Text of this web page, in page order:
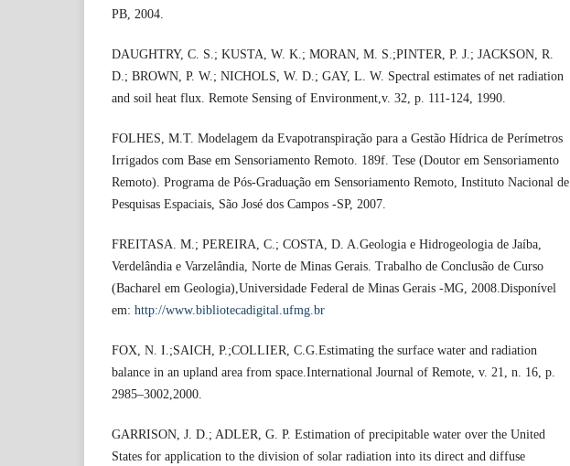
PB, 2004.
DAUGHTRY, C. S.; KUSTA, W. K.; MORAN, M. S.;PINTER, P. J.; JACKSON, R.
D.; BROWN, P. W.; NICHOLS, W. D.; GAY, L. W. Spectral estimates of net radiation
and soil heat flux. Remote Sensing of Environment,v. 32, p. 111-124, 1990.
FOLHES, M.T. Modelagem da Evapotranspiração para a Gestão Hídrica de Perímetros
Irrigados com Base em Sensoriamento Remoto. 189f. Tese (Doutor em Sensoriamento
Remoto). Programa de Pós-Graduação em Sensoriamento Remoto, Instituto Nacional de
Pesquisas Espaciais, São José dos Campos -SP, 2007.
FREITASA. M.; PEREIRA, C.; COSTA, D. A.Geologia e Hidrogeologia de Jaíba,
Verdelândia e Varzelândia, Norte de Minas Gerais. Trabalho de Conclusão de Curso
(Bacharel em Geologia),Universidade Federal de Minas Gerais -MG, 2008.Disponível
em: http://www.bibliotecadigital.ufmg.br
FOX, N. I.;SAICH, P.;COLLIER, C.G.Estimating the surface water and radiation
balance in an upland area from space.International Journal of Remote, v. 21, n. 16, p.
2985–3002,2000.
GARRISON, J. D.; ADLER, G. P. Estimation of precipitable water over the United
States for application to the division of solar radiation into its direct and diffuse